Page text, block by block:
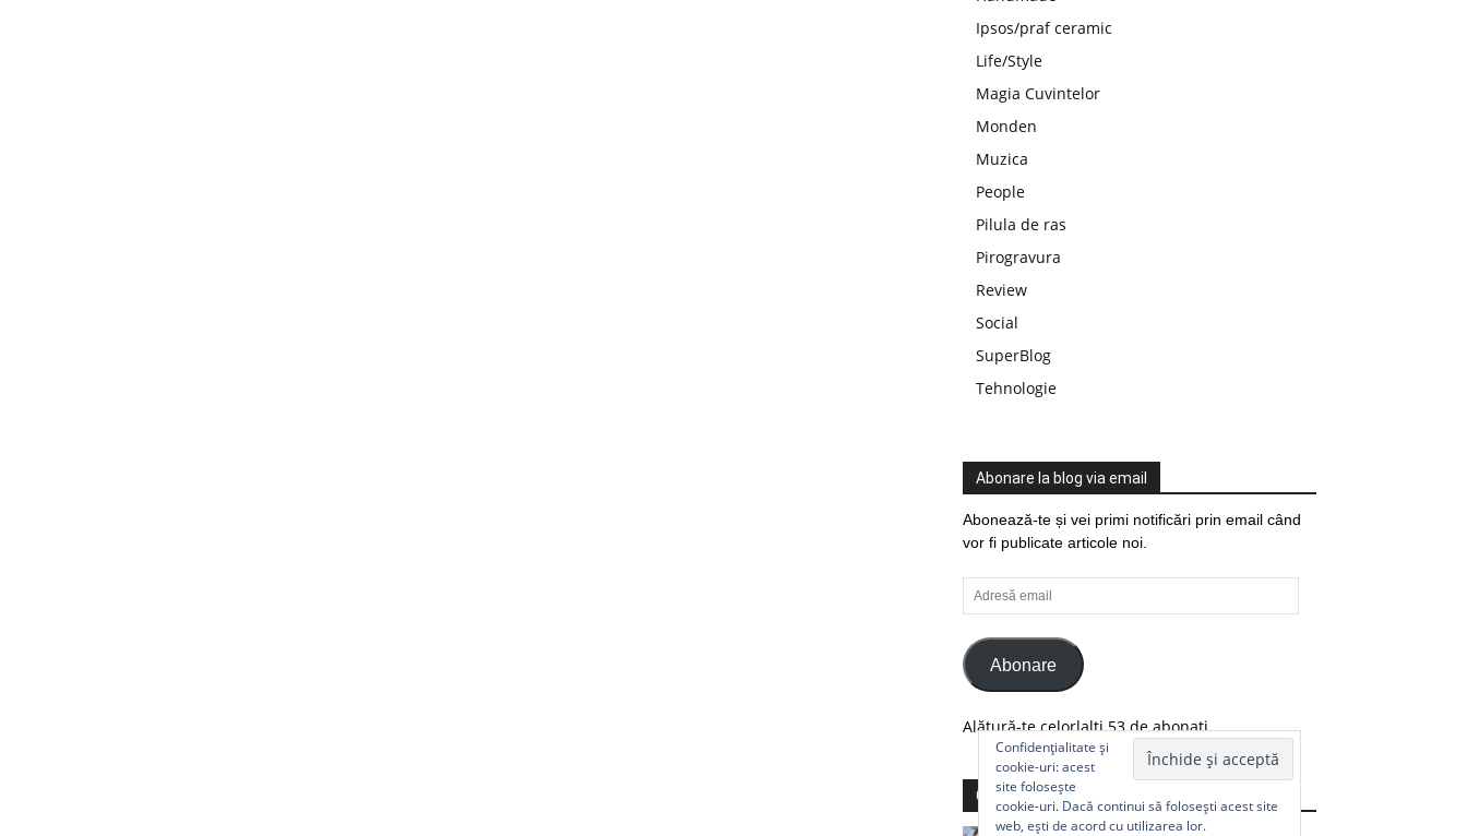
Ipsos/praf ceramic
Life/Style
Magia Cuvintelor
Monden
Muzica
People
Pilula de ras
Pirogravura
Review
Social
SuperBlog
Tehnologie
Abonare la blog via email
Abonează-te și vei primi notificări prin email când
vor fi publicate articole noi.
Adresă
email
Abonare
Alătură-te celorlalți 53 de abonați.
Comunitate
Confidențialitate și
cookie-uri: acest
site folosește
cookie-uri. Dacă continui să folosești acest site
web, ești de acord cu utilizarea lor.